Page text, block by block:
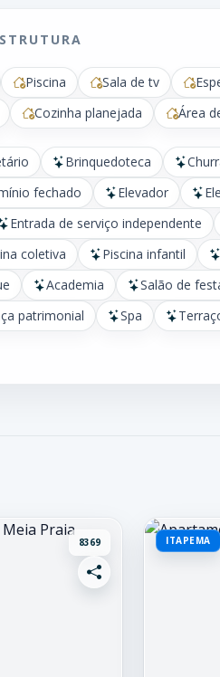
Piscina Sala de tv
Cozinha planejada Área
Brinquedoteca
fechado Elevador
Entrada de serviço independente
coletiva Piscina infantil
Academia Salão de
patrimonial Spa
8369 ITAPEMA